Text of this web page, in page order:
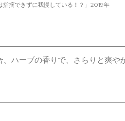
摘できずに我慢している！？」2019年
ーブの香りで、さらりと爽や